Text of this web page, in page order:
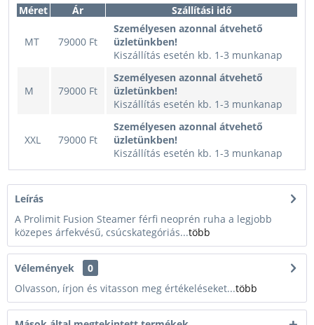
Méret Ár Szállítási idő
MT 79000 Ft
Személyesen azonnal átvehető
üzletünkben!
Kiszállítás esetén kb. 1-3 munkanap
M 79000 Ft
Személyesen azonnal átvehető
üzletünkben!
Kiszállítás esetén kb. 1-3 munkanap
XXL 79000 Ft
Személyesen azonnal átvehető
üzletünkben!
Kiszállítás esetén kb. 1-3 munkanap
Leírás
A Prolimit Fusion Steamer férfi neoprén ruha a legjobb
közepes árfekvésű, csúcskategóriás...több
Vélemények
0
Olvasson, írjon és vitasson meg értékeléseket...több